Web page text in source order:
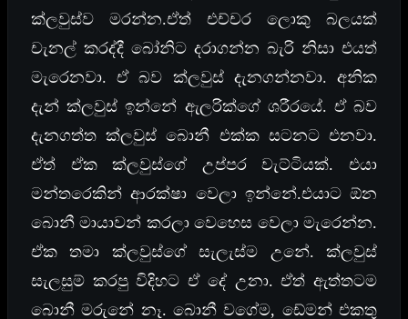
ක්ලවුස්ව මරන්න.ඒත් එච්චර ලොකු බලයක්
චැනල් කරද්දී බෝනිට දරාගන්න බැරි නිසා එයත්
මැරෙනවා. ඒ බව ක්ලවුස් දැනගන්නවා. අනික
දැන් ක්ලවුස් ඉන්නේ ඇලරික්ගේ ශරීරයේ. ඒ බව
දැනගත්ත ක්ලවුස් බොනී එක්ක සටනට එනවා.
ඒත් ඒක ක්ලවුස්ගේ උප්පර වැට්ටියක්. එයා
මන්තරෙකින් ආරක්ෂා වෙලා ඉන්නේ.එයාට ඕන
බොනී මායාවන් කරලා වෙහෙස වෙලා මැරෙන්න.
ඒක තමා ක්ලවුස්ගේ සැලැස්ම උනේ. ක්ලවුස්
සැලසුම් කරපු විදිහට ඒ දේ උනා. ඒත් ඇත්තටම
බොනී මරුනේ නෑ. බොනී වගේම, ඩේමන් එකතු